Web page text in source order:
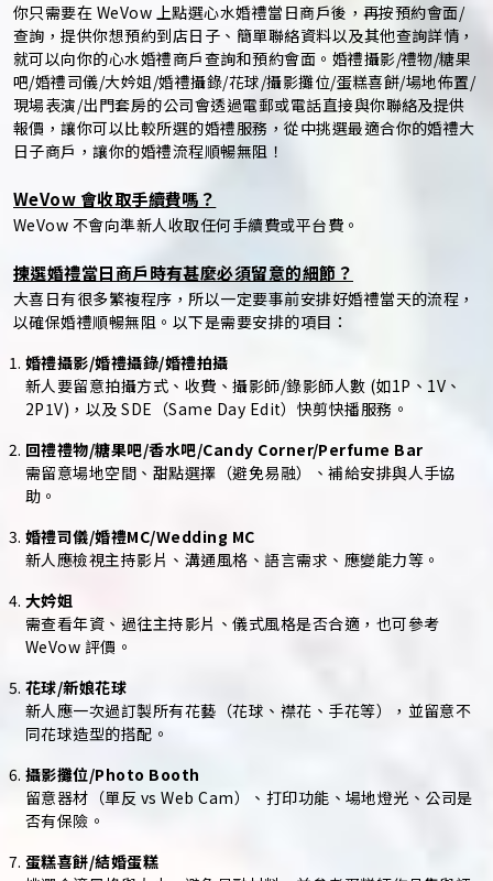
你只需要在 WeVow 上點選心水婚禮當日商戶後，再按預約會面/
查詢，提供你想預約到店日子、簡單聯絡資料以及其他查詢詳情，
就可以向你的心水婚禮商戶查詢和預約會面。婚禮攝影/禮物/糖果
吧/婚禮司儀/大妗姐/婚禮攝錄/花球/攝影攤位/蛋糕喜餅/場地佈置/
現場表演/出門套房的公司會透過電郵或電話直接與你聯絡及提供
報價，讓你可以比較所選的婚禮服務，從中挑選最適合你的婚禮大
日子商戶，讓你的婚禮流程順暢無阻！
WeVow 會收取手續費嗎？
WeVow 不會向準新人收取任何手續費或平台費。
揀選婚禮當日商戶時有甚麼必須留意的細節？
大喜日有很多繁複程序，所以一定要事前安排好婚禮當天的流程，
以確保婚禮順暢無阻。以下是需要安排的項目：
婚禮攝影/婚禮攝錄/婚禮拍攝
新人要留意拍攝方式、收費、攝影師/錄影師人數 (如1P、1V、
2P1V)，以及 SDE（Same Day Edit）快剪快播服務。
回禮禮物/糖果吧/香水吧/Candy Corner/Perfume Bar
需留意場地空間、甜點選擇（避免易融）、補給安排與人手協
助。
婚禮司儀/婚禮MC/Wedding MC
新人應檢視主持影片、溝通風格、語言需求、應變能力等。
大妗姐
需查看年資、過往主持影片、儀式風格是否合適，也可參考
WeVow 評價。
花球/新娘花球
新人應一次過訂製所有花藝（花球、襟花、手花等），並留意不
同花球造型的搭配。
攝影攤位/Photo Booth
留意器材（單反 vs Web Cam）、打印功能、場地燈光、公司是
否有保險。
蛋糕喜餅/結婚蛋糕